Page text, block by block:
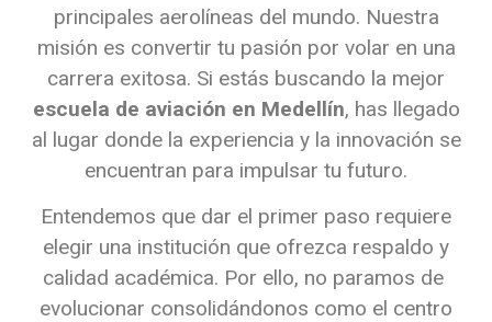
principales aerolíneas del mundo. Nuestra
misión es convertir tu pasión por volar en una
carrera exitosa. Si estás buscando la mejor
escuela de aviación en Medellín, has llegado
al lugar donde la experiencia y la innovación se
encuentran para impulsar tu futuro.
Entendemos que dar el primer paso requiere
elegir una institución que ofrezca respaldo y
calidad académica. Por ello, no paramos de
evolucionar consolidándonos como el centro